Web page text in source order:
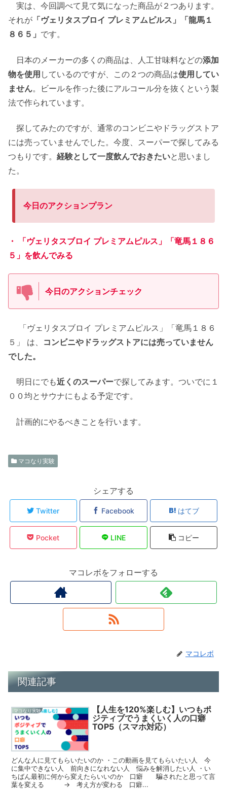
実は、今回調べて見て気になった商品が２つあります。
それが 「ヴェリタスブロイ プレミアムピルス」「龍馬１
８６５」 です。
日本のメーカーの多くの商品は、人工甘味料などの添加
物を使用 しているのですが、この２つの商品は使用してい
ません。ビールを作った後にアルコール分を抜くという製
法で作られています。
探してみたのですが、通常のコンビニやドラッグストア
には売っていませんでした。今度、スーパーで探してみる
つもりです。 経験として一度飲んでおきたいと思いまし
た。
今日のアクションプラン
・ 「ヴェリタスブロイ プレミアムピルス」「竜馬１８６
５」を飲んでみる
今日のアクションチェック
「ヴェリタスブロイ プレミアムピルス」「竜馬１８６
５」 は、 コンビニやドラッグストアには売っていません
でした。
明日にでも近くのスーパーで探してみます。ついでに１
００均とサウナにもよる予定です。
計画的にやるべきことを行います。
マコなり実験
シェアする
Twitter Facebook はてブ
Pocket LINE コピー
マコレボをフォローする
マコレボ
関連記事
マコなり実験
【人生を120%楽しむ】いつもポ
ジティブでうまくいく人の口癖
TOP5（スマホ対応）
どんな人に見てもらいたいのか ・この動画を見てもらいたい人 今
に集中できない人 前向きになれない人 悩みを解消したい人 ・い
ちばん最初に何から変えたらいいのか 口癖 騙されたと思って言
葉を変える → 考え方が変わる 口癖...